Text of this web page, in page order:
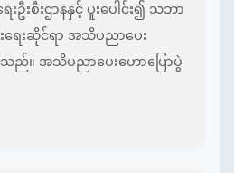
ဦးစီးဌာနနှင့် ပူးပေါင်း၍ သဘာ
ရေးဆိုင်ရာ အသိပညာပေး
သည်။ အသိပညာပေးဟောပြောပွဲ